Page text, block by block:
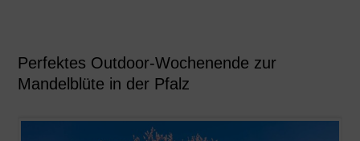
Perfektes Outdoor-Wochenende zur
Mandelblüte in der Pfalz